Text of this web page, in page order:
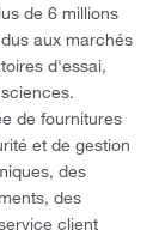
de 6 millions
aux marchés
d'essai,
de fournitures
et de gestion
des
des
client